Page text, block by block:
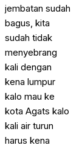
jembatan sudah
bagus, kita
sudah tidak
menyebrang
kali dengan
kena lumpur
kalo mau ke
kota Agats kalo
kali air turun
harus kena